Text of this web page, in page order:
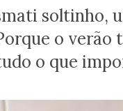
soltinho,
o verão
o que